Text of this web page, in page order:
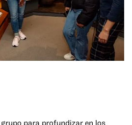
para profundizar en los